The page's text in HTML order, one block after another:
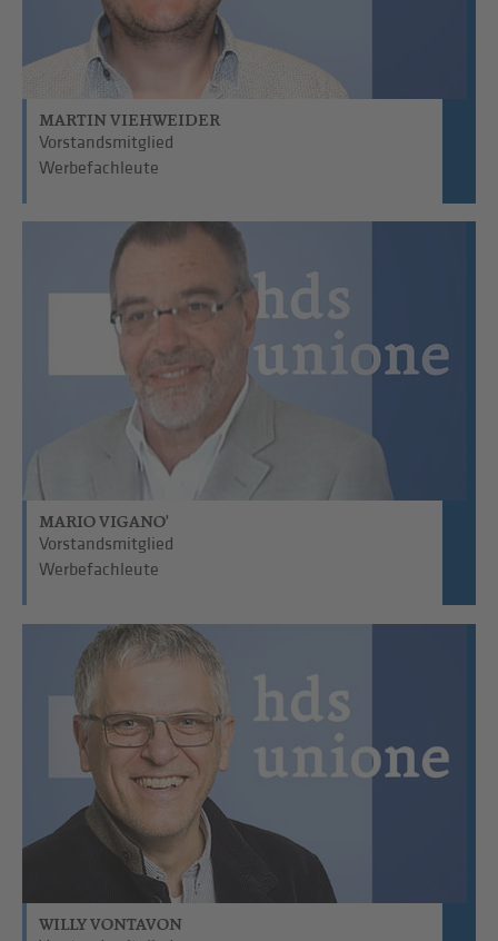
MARTIN VIEHWEIDER
Vorstandsmitglied
Werbefachleute
MARIO VIGANO'
Vorstandsmitglied
Werbefachleute
WILLY VONTAVON